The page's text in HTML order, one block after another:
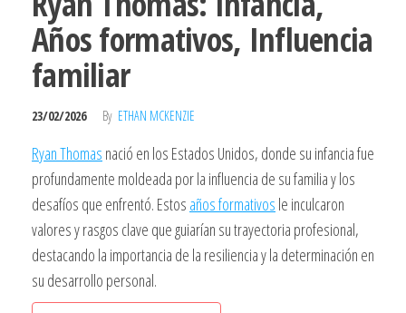
Años formativos, Influencia
familiar
23/02/2026 By ETHAN MCKENZIE
Ryan Thomas nació en los Estados Unidos, donde su infancia fue
profundamente moldeada por la influencia de su familia y los
desafíos que enfrentó. Estos años formativos le inculcaron
valores y rasgos clave que guiarían su trayectoria profesional,
destacando la importancia de la resiliencia y la determinación en
su desarrollo personal.